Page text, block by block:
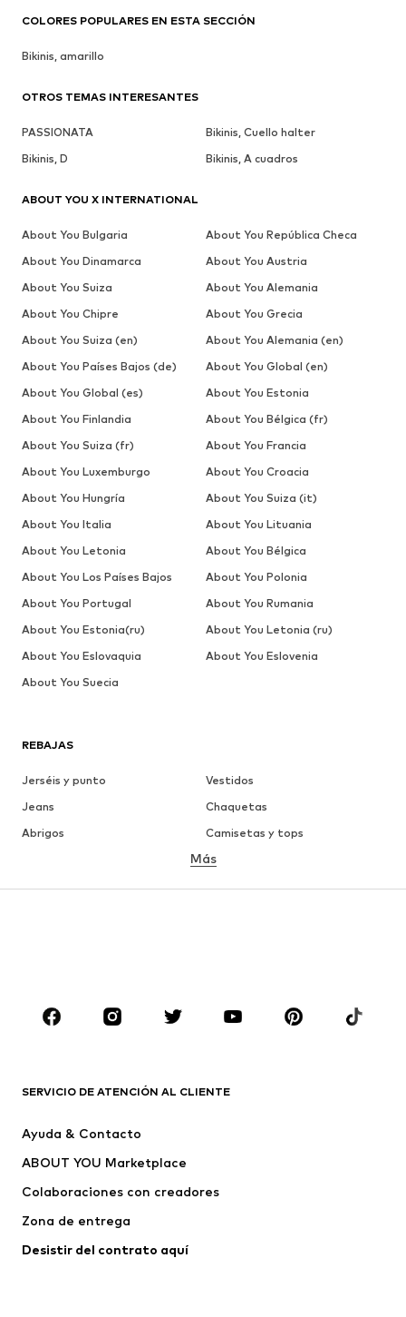
REBAJAS
Jerséis y punto
Vestidos
Jeans
Chaquetas
Abrigos
Camisetas y tops
Ropa interior
Zapatos
Deporte
Vestidos
Camisetas y tops
Chaquetas
Jerséis y punto
Ropa interior
Abrigos
Más
SERVICIO DE ATENCIÓN AL CLIENTE
Ayuda & Contacto
ABOUT YOU Marketplace
Colaboraciones con creadores
Zona de entrega
Desistir del contrato aquí
COLORES POPULARES EN ESTA SECCIÓN
Bikinis, amarillo
OTROS TEMAS INTERESANTES
PASSIONATA
Bikinis, Cuello halter
Bikinis, D
Bikinis, A cuadros
ABOUT YOU X INTERNATIONAL
About You Bulgaria
About You República Checa
About You Dinamarca
About You Austria
About You Suiza
About You Alemania
About You Chipre
About You Grecia
About You Suiza (en)
About You Alemania (en)
About You Países Bajos (de)
About You Global (en)
About You Global (es)
About You Estonia
About You Finlandia
About You Bélgica (fr)
About You Suiza (fr)
About You Francia
About You Luxemburgo
About You Croacia
About You Hungría
About You Suiza (it)
About You Italia
About You Lituania
About You Letonia
About You Bélgica
About You Los Países Bajos
About You Polonia
About You Portugal
About You Rumania
About You Estonia(ru)
About You Letonia (ru)
About You Eslovaquia
About You Eslovenia
About You Suecia